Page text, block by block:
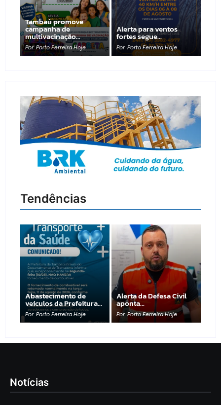
Tambaú promove
campanha de
multivacinação…
Por Porto Ferreira Hoje
Alerta para ventos
fortes segue…
Por Porto Ferreira Hoje
Tendências
Abastecimento de
veículos da Prefeitura…
Por Porto Ferreira Hoje
Alerta da Defesa Civil
aponta…
Por Porto Ferreira Hoje
Notícias